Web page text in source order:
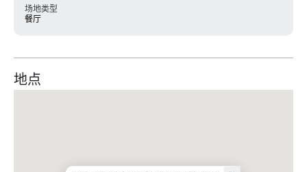
场地类型
餐厅
地点